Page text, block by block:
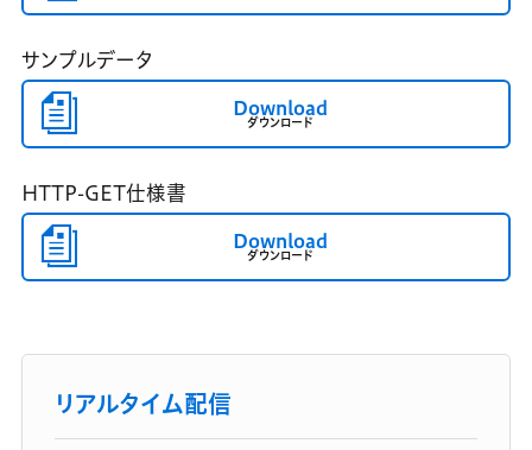
サンプルデータ
Download
ダウンロード
HTTP-GET仕様書
Download
ダウンロード
リアルタイム配信